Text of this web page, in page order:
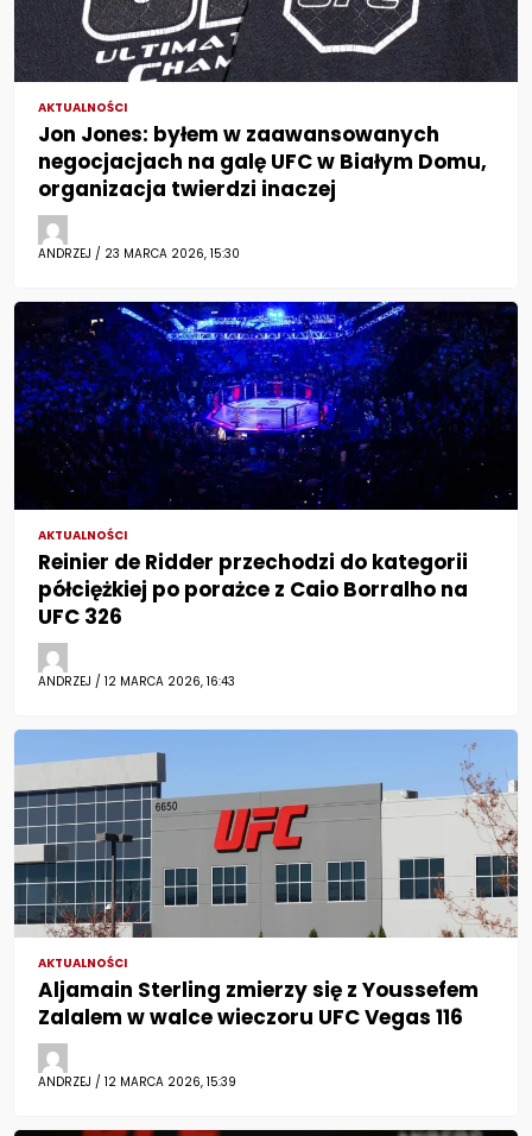
AKTUALNOŚCI
Jon Jones: byłem w zaawansowanych
negocjacjach na galę UFC w Białym Domu,
organizacja twierdzi inaczej
ANDRZEJ / 23 MARCA 2026, 15:30
AKTUALNOŚCI
Reinier de Ridder przechodzi do kategorii
półciężkiej po porażce z Caio Borralho na
UFC 326
ANDRZEJ / 12 MARCA 2026, 16:43
AKTUALNOŚCI
Aljamain Sterling zmierzy się z Youssefem
Zalalem w walce wieczoru UFC Vegas 116
ANDRZEJ / 12 MARCA 2026, 15:39